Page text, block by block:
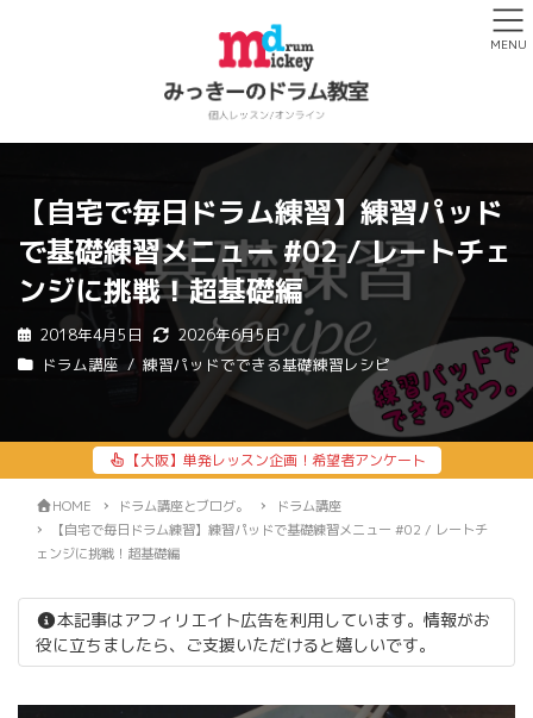
【自宅で毎日ドラム練習】練習パッド
で基礎練習メニュー #02 / レートチェ
ンジに挑戦！超基礎編
2018年4月5日
2026年6月5日
ドラム講座
練習パッドでできる基礎練習レシピ
【大阪】単発レッスン企画！希望者アンケート
HOME ドラム講座とブログ。
ドラム講座
【自宅で毎日ドラム練習】練習パッドで基礎練習メニュー #02 / レートチ
ェンジに挑戦！超基礎編
本記事はアフィリエイト広告を利用しています。情報がお
役に立ちましたら、ご支援いただけると嬉しいです。
MENU